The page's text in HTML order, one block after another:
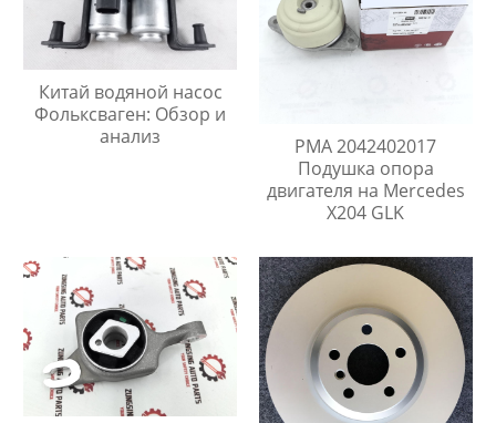
Китай водяной насос
Фольксваген: Обзор и
анализ
PMA 2042402017
Подушка опора
двигателя на Mercedes
X204 GLK